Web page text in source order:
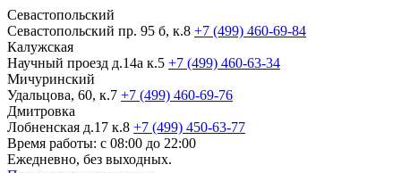
Севастопольский
Севастопольский пр. 95 б, к.8 +7 (499) 460-69-84
Калужская
Научный проезд д.14а к.5 +7 (499) 460-63-34
Мичуринский
Удальцова, 60, к.7 +7 (499) 460-69-76
Дмитровка
Лобненская д.17 к.8 +7 (499) 450-63-77
Время работы: с 08:00 до 22:00
Ежедневно, без выходных.